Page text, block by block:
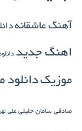
آهنگ عاشقانه
اهنگ جدید
موزیک
صادقی سامان جلیلی علی